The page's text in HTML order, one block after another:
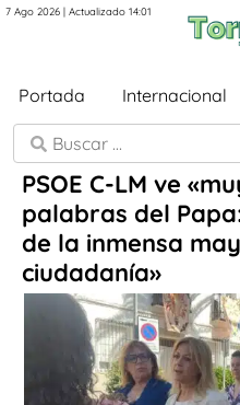
7 Ago 2026 | Actualizado 14:01
Portada Internacional
PSOE C-LM ve
palabras del
de la inmensa
ciudadanía»